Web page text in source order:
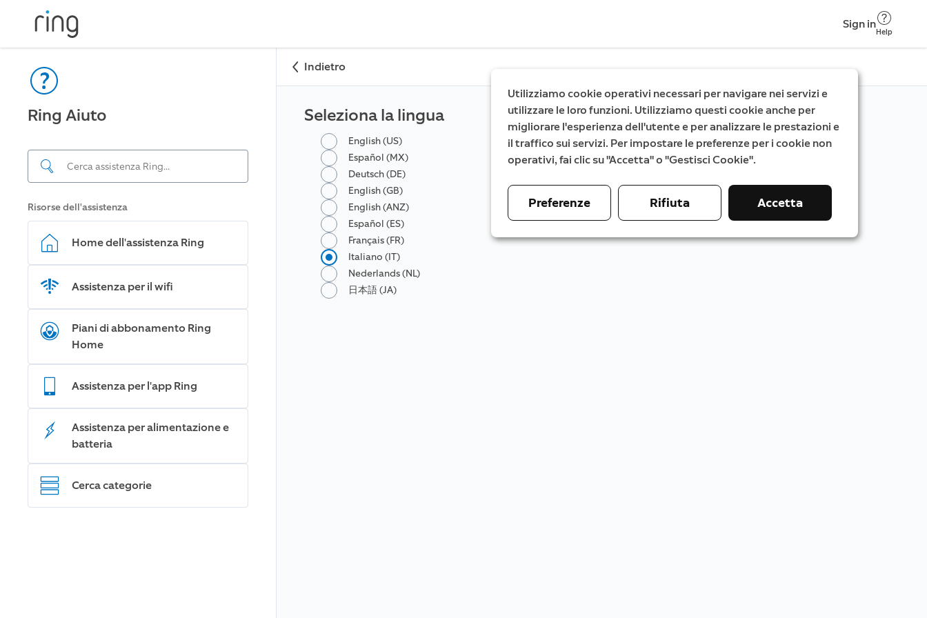
Sign in
Help
Ring Aiuto
Risorse dell'assistenza
Home dell'assistenza Ring
Assistenza per il wifi
Piani di abbonamento Ring
Home
Assistenza per l'app Ring
Assistenza per alimentazione e
batteria
Cerca categorie
Indietro
Seleziona la lingua
English (US)
Español (MX)
Deutsch (DE)
English (GB)
English (ANZ)
Español (ES)
Français (FR)
Italiano (IT)
Nederlands (NL)
日本語 (JA)
Utilizziamo cookie operativi necessari per navigare nei servizi e
utilizzare le loro funzioni. Utilizziamo questi cookie anche per
migliorare l'esperienza dell'utente e per analizzare le prestazioni e
il traffico sui servizi. Per impostare le preferenze per i cookie non
operativi, fai clic su "Accetta" o "Gestisci Cookie".
Preferenze Rifiuta Accetta